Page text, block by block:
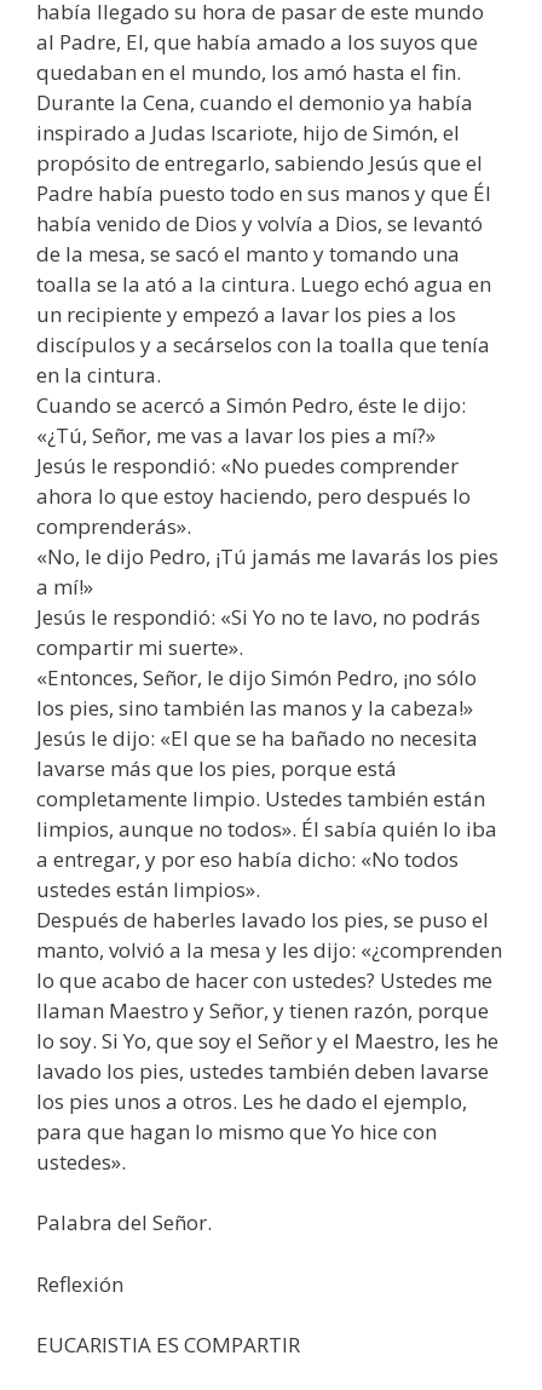
había llegado su hora de pasar de este mundo
al Padre, El, que había amado a los suyos que
quedaban en el mundo, los amó hasta el fin.
Durante la Cena, cuando el demonio ya había
inspirado a Judas Iscariote, hijo de Simón, el
propósito de entregarlo, sabiendo Jesús que el
Padre había puesto todo en sus manos y que Él
había venido de Dios y volvía a Dios, se levantó
de la mesa, se sacó el manto y tomando una
toalla se la ató a la cintura. Luego echó agua en
un recipiente y empezó a lavar los pies a los
discípulos y a secárselos con la toalla que tenía
en la cintura.
Cuando se acercó a Simón Pedro, éste le dijo:
«¿Tú, Señor, me vas a lavar los pies a mí?»
Jesús le respondió: «No puedes comprender
ahora lo que estoy haciendo, pero después lo
comprenderás».
«No, le dijo Pedro, ¡Tú jamás me lavarás los pies
a mí!»
Jesús le respondió: «Si Yo no te lavo, no podrás
compartir mi suerte».
«Entonces, Señor, le dijo Simón Pedro, ¡no sólo
los pies, sino también las manos y la cabeza!»
Jesús le dijo: «El que se ha bañado no necesita
lavarse más que los pies, porque está
completamente limpio. Ustedes también están
limpios, aunque no todos». Él sabía quién lo iba
a entregar, y por eso había dicho: «No todos
ustedes están limpios».
Después de haberles lavado los pies, se puso el
manto, volvió a la mesa y les dijo: «¿comprenden
lo que acabo de hacer con ustedes? Ustedes me
llaman Maestro y Señor, y tienen razón, porque
lo soy. Si Yo, que soy el Señor y el Maestro, les he
lavado los pies, ustedes también deben lavarse
los pies unos a otros. Les he dado el ejemplo,
para que hagan lo mismo que Yo hice con
ustedes».
Palabra del Señor.
Reflexión
EUCARISTIA ES COMPARTIR